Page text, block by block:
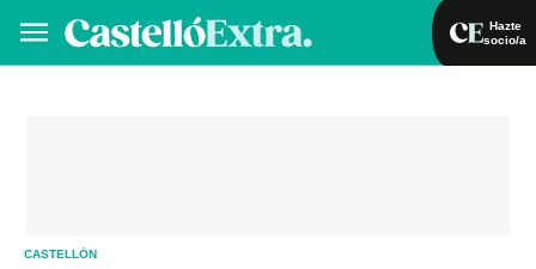
Hazte
socio/a
CASTELLÓN